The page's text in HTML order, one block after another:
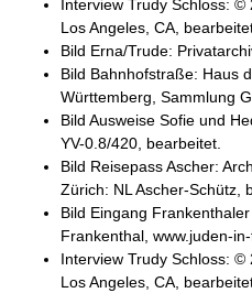
Interview Trudy Schloss: ©
Los Angeles, CA,
Bild Erna/Trude:
Bild Bahnhofstraße: Haus
Württemberg, Sammlung
Bild Ausweise Sofie und
YV-0.8/420, bearbeitet.
Bild Reisepass Ascher:
Zürich: NL Ascher-Schütz,
Bild Eingang
Frankenthal, www.juden-
Interview Trudy Schloss: ©
Los Angeles, CA,